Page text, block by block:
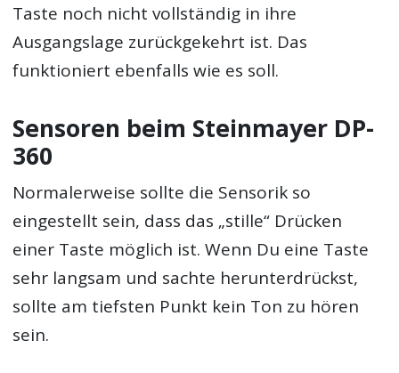
Taste noch nicht vollständig in ihre
Ausgangslage zurückgekehrt ist. Das
funktioniert ebenfalls wie es soll.
Sensoren beim Steinmayer DP-
360
Normalerweise sollte die Sensorik so
eingestellt sein, dass das „stille“ Drücken
einer Taste möglich ist. Wenn Du eine Taste
sehr langsam und sachte herunterdrückst,
sollte am tiefsten Punkt kein Ton zu hören
sein.